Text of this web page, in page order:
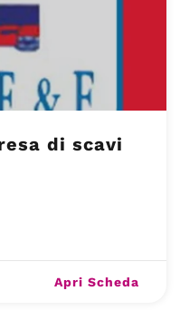
di scavi
Apri Scheda